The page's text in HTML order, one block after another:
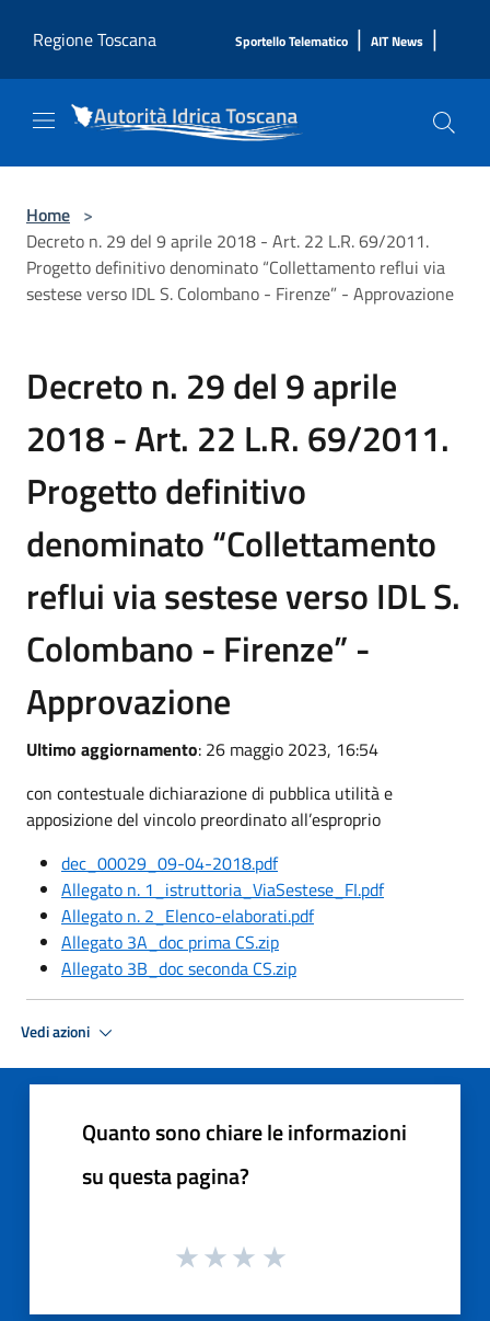
Regione Toscana
Sportello Telematico | AIT News |
Home >
Decreto n. 29 del 9 aprile 2018 - Art. 22 L.R. 69/2011.
Progetto definitivo denominato “Collettamento reflui via
sestese verso IDL S. Colombano - Firenze” - Approvazione
Decreto n. 29 del 9 aprile
2018 - Art. 22 L.R. 69/2011.
Progetto definitivo
denominato “Collettamento
reflui via sestese verso IDL S.
Colombano - Firenze” -
Approvazione
Ultimo aggiornamento: 26 maggio 2023, 16:54
con contestuale dichiarazione di pubblica utilità e
apposizione del vincolo preordinato all’esproprio
dec_00029_09-04-2018.pdf
Allegato n. 1_istruttoria_ViaSestese_FI.pdf
Allegato n. 2_Elenco-elaborati.pdf
Allegato 3A_doc prima CS.zip
Allegato 3B_doc seconda CS.zip
Vedi azioni
Quanto sono chiare le informazioni
su questa pagina?